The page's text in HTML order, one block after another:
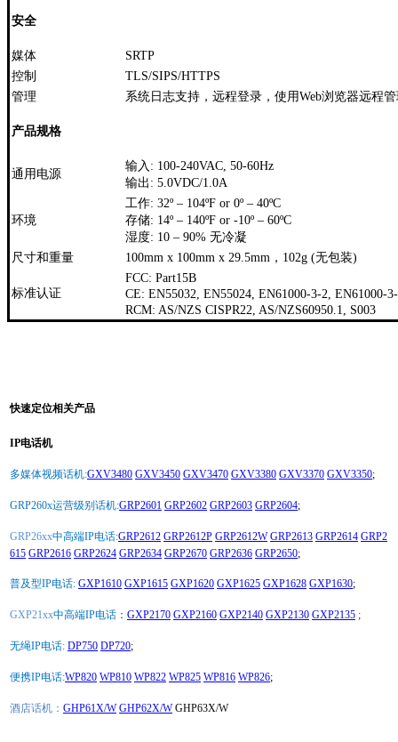
安全
媒体
SRTP
控制
TLS/SIPS/HTTPS
管理
系统日志支持，远程登录，使用Web浏览器远程
产品规格
通用电源
输入: 100-240VAC, 50-60Hz
输出: 5.0VDC/1.0A
环境
工作: 32º – 104ºF or 0º – 40ºC
存储: 14º – 140ºF or -10º – 60ºC
湿度: 10 – 90% 无冷凝
尺寸和重量
100mm x 100mm x 29.5mm，102g (无包装)
标准认证
FCC: Part15B
CE: EN55032, EN55024, EN61000-3-2, EN61000-
RCM: AS/NZS CISPR22, AS/NZS60950.1, S003
快速定位相关产品
IP电话机
多媒体视频话机:GXV3480 GXV3450 GXV3470 GXV3380 GXV3370 GXV3350;
GRP260x运营级别话机:GRP2601 GRP2602 GRP2603 GRP2604;
GRP26xx中高端IP电话:GRP2612 GRP2612P GRP2612W GRP2613 GRP2614 GRP2
615 GRP2616 GRP2624 GRP2634 GRP2670 GRP2636 GRP2650;
普及型IP电话: GXP1610 GXP1615 GXP1620 GXP1625 GXP1628 GXP1630;
GXP21xx中高端IP电话 ： GXP2170 GXP2160 GXP2140 GXP2130 GXP2135 ;
无绳IP电话: DP750 DP720;
便携IP电话:WP820 WP810 WP822 WP825 WP816 WP826;
酒店话机： GHP61X/W GHP62X/WGHP63X/W